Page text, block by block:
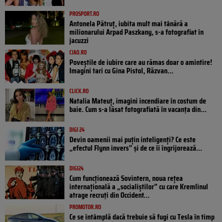
PROSPORT.RO
Antonela Pătruț, iubita mult mai tânără a
milionarului Arpad Paszkany, s-a fotografiat în
jacuzzi
CIAO.RO
Poveştile de iubire care au rămas doar o amintire!
Imagini tari cu Gina Pistol, Răzvan...
CLICK.RO
Natalia Mateuț, imagini incendiare în costum de
baie. Cum s-a lăsat fotografiată în vacanța din...
DIGI 24
Devin oamenii mai puțin inteligenți? Ce este
„efectul Flynn invers” și de ce îi îngrijorează...
DIGI24
Cum funcționează Sovintern, noua rețea
internațională a „socialiștilor” cu care Kremlinul
atrage recruți din Occident...
PROMOTOR.RO
Ce se întâmplă dacă trebuie să fugi cu Tesla în timp